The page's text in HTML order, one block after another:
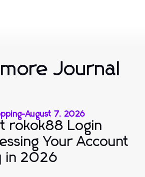
Journal
-August 7, 2026
rokok88 Login
Your Account
in 2026